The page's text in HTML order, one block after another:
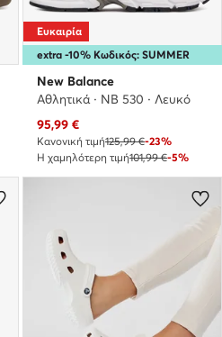
extra -10% Κωδικός: SUMMER
Ευκαιρία
New Balance
Αθλητικά · NB 530 · Λευκό
Τρέχουσα τιμή
95,99 €
Κανονική τιμή125,99 €-23%
Η χαμηλότερη τιμή101,99 €-5%